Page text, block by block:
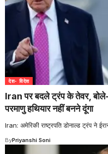
देश- विदेश
Iran पर बदले ट्रंप के तेवर, बोले-
परमाणु हथियार नहीं बनने दूंगा
Iran: अमेरिकी राष्ट्रपति डोनाल्ड ट्रंप ने
ByPriyanshi Soni